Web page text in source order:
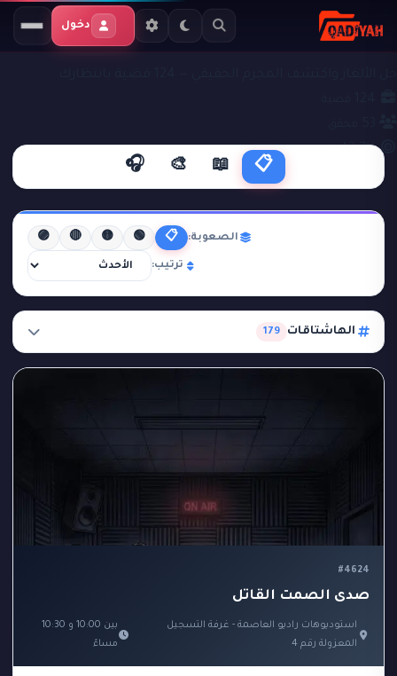
دخول
ملفات التحقيق قضايا جنائية
42.7%
📋
📖
🎨
🎧
الصعوبة: 📋
🟢
🟡
🔴
🟣
ترتيب:
الهاشتاقات 179
#4624
صدى الصمت القاتل
استوديوهات راديو العاصمة - غرفة التسجيل
المعزولة رقم 4
بين 10:00 و 10:30
مساءً